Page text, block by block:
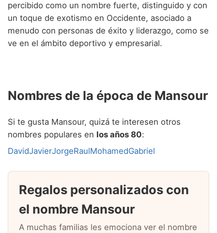
percibido como un nombre fuerte, distinguido y con
un toque de exotismo en Occidente, asociado a
menudo con personas de éxito y liderazgo, como se
ve en el ámbito deportivo y empresarial.
Nombres de la época de Mansour
Si te gusta Mansour, quizá te interesen otros
nombres populares en los años 80:
DavidJavierJorgeRaulMohamedGabriel
Regalos personalizados con
el nombre Mansour
A muchas familias les emociona ver el nombre